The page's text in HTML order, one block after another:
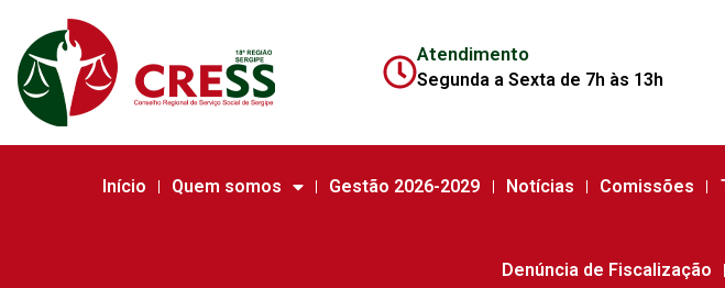
Atendimento
Segunda a Sexta de 7h às 13h
Início Quem somos Gestão 2026-2029 Notícias Comissões
Denúncia de Fiscalização